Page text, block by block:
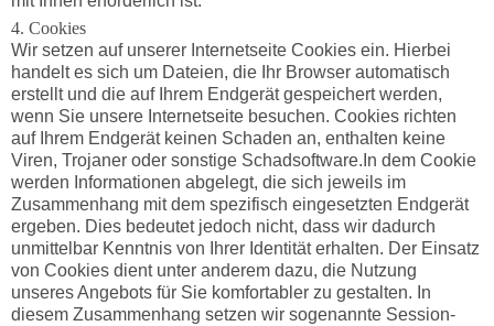
4. Cookies
Wir setzen auf unserer Internetseite Cookies ein. Hierbei
handelt es sich um Dateien, die Ihr Browser automatisch
erstellt und die auf Ihrem Endgerät gespeichert werden,
wenn Sie unsere Internetseite besuchen. Cookies richten
auf Ihrem Endgerät keinen Schaden an, enthalten keine
Viren, Trojaner oder sonstige Schadsoftware.In dem Cookie
werden Informationen abgelegt, die sich jeweils im
Zusammenhang mit dem spezifisch eingesetzten Endgerät
ergeben. Dies bedeutet jedoch nicht, dass wir dadurch
unmittelbar Kenntnis von Ihrer Identität erhalten. Der Einsatz
von Cookies dient unter anderem dazu, die Nutzung
unseres Angebots für Sie komfortabler zu gestalten. In
diesem Zusammenhang setzen wir sogenannte Session-